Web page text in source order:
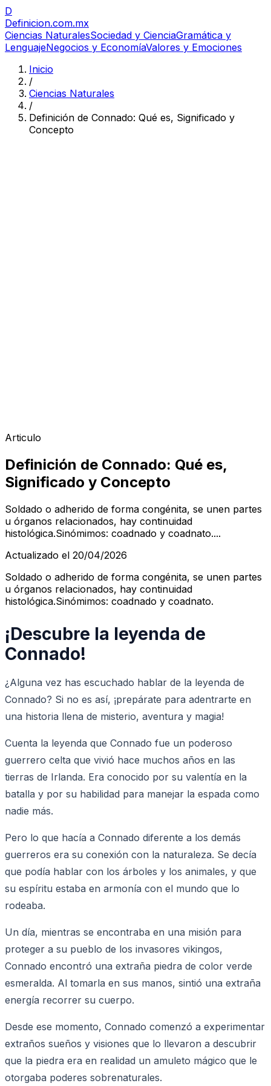
D
Definicion.com.mx
Ciencias NaturalesSociedad y CienciaGramática y
LenguajeNegocios y EconomíaValores y Emociones
Inicio
/
Ciencias Naturales
/
Definición de Connado: Qué es, Significado y
Concepto
Articulo
Definición de Connado: Qué es,
Significado y Concepto
Soldado o adherido de forma congénita, se unen partes
u órganos relacionados, hay continuidad
histológica.Sinómimos: coadnado y coadnato....
Actualizado el 20/04/2026
Soldado o adherido de forma congénita, se unen partes
u órganos relacionados, hay continuidad
histológica.Sinómimos: coadnado y coadnato.
¡Descubre la leyenda de
Connado!
¿Alguna vez has escuchado hablar de la leyenda de
Connado? Si no es así, ¡prepárate para adentrarte en
una historia llena de misterio, aventura y magia!
Cuenta la leyenda que Connado fue un poderoso
guerrero celta que vivió hace muchos años en las
tierras de Irlanda. Era conocido por su valentía en la
batalla y por su habilidad para manejar la espada como
nadie más.
Pero lo que hacía a Connado diferente a los demás
guerreros era su conexión con la naturaleza. Se decía
que podía hablar con los árboles y los animales, y que
su espíritu estaba en armonía con el mundo que lo
rodeaba.
Un día, mientras se encontraba en una misión para
proteger a su pueblo de los invasores vikingos,
Connado encontró una extraña piedra de color verde
esmeralda. Al tomarla en sus manos, sintió una extraña
energía recorrer su cuerpo.
Desde ese momento, Connado comenzó a experimentar
extraños sueños y visiones que lo llevaron a descubrir
que la piedra era en realidad un amuleto mágico que le
otorgaba poderes sobrenaturales.